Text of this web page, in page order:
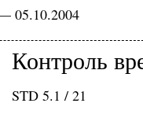
05.10.2004
Контроль
STD 5.1 / 21